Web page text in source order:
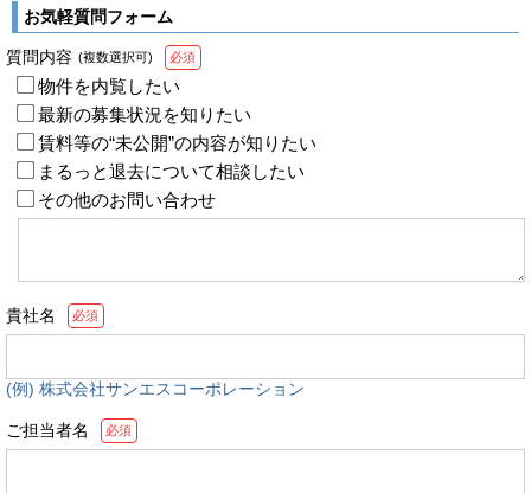
お気軽質問フォーム
質問内容 (複数選択可) 必須
物件を内覧したい
最新の募集状況を知りたい
賃料等の“未公開”の内容が知りたい
まるっと退去について相談したい
その他のお問い合わせ
貴社名 必須
(例) 株式会社サンエスコーポレーション
ご担当者名 必須